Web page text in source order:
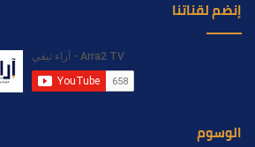
إنضم لقناتنا
الوسوم